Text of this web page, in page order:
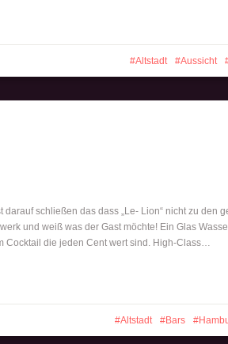
Altstadt Aussicht
schließen das dass „Le- Lion“ nicht zu den
und weiß was der Gast möchte! Ein Glas
Cocktail die jeden Cent wert sind. High-Class…
Altstadt Bars